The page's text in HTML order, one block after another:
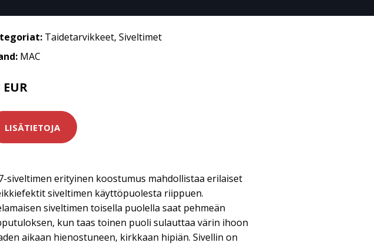
Taidetarvikkeet, Siveltimet
MAC
EUR
LISÄTIETOJA
siveltimen erityinen koostumus mahdollistaa erilaiset
siveltimen käyttöpuolesta riippuen.
siveltimen toisella puolella saat pehmeän
kun taas toinen puoli sulauttaa värin ihoon
aikaan hienostuneen, kirkkaan hipiän. Sivellin on